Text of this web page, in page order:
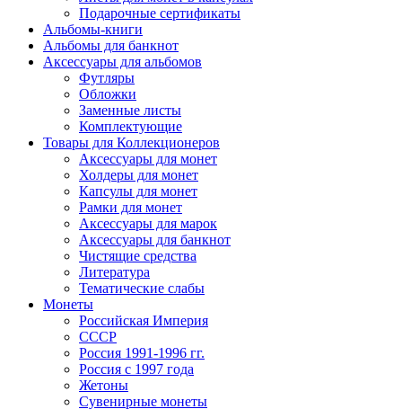
Подарочные сертификаты
Альбомы-книги
Альбомы для банкнот
Аксессуары для альбомов
Футляры
Обложки
Заменные листы
Комплектующие
Товары для Коллекционеров
Аксессуары для монет
Холдеры для монет
Капсулы для монет
Рамки для монет
Аксессуары для марок
Аксессуары для банкнот
Чистящие средства
Литература
Тематические слабы
Монеты
Российская Империя
СССР
Россия 1991-1996 гг.
Россия с 1997 года
Жетоны
Сувенирные монеты